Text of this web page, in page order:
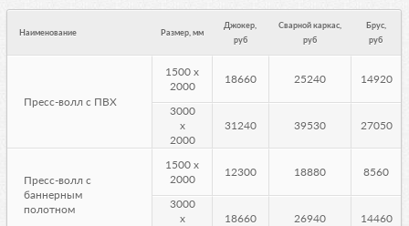
Наименование Размер, мм
Джокер,
руб
Сварной каркас,
руб
Брус,
руб
Пресс-волл с ПВХ
1500 х
2000
18660 25240 14920
3000
х
2000
31240 39530 27050
Пресс-волл с
баннерным
полотном
1500 х
2000
12300 18880 8560
3000
х
18660 26940 14460